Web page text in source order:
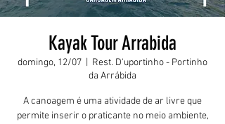
Kayak Tour Arrabida
domingo, 12/07
Rest. D'uportinho - Portinho
da Arrábida
A canoagem é uma atividade de ar livre que
permite inserir o praticante no meio ambiente,